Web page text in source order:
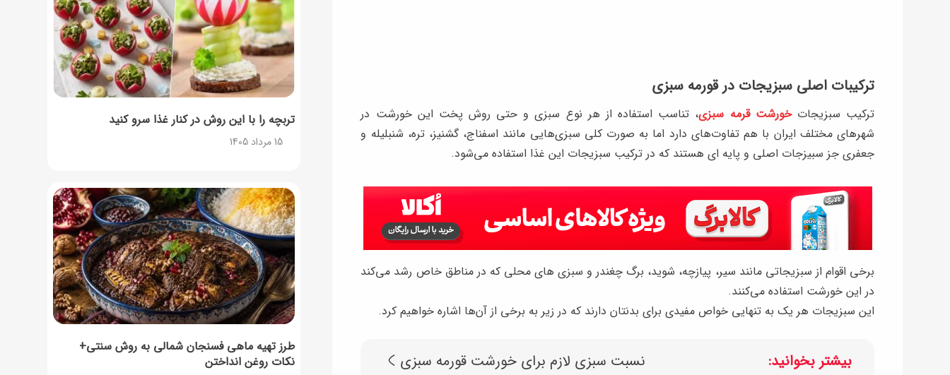
ترکیبات اصلی سبزیجات در قورمه سبزی
ترکیب سبزیجات خورشت قرمه سبزی، تناسب استفاده از هر نوع سبزی و حتی روش پخت این خورشت در
شهرهای مختلف ایران با هم تفاوت‌های دارد اما به صورت کلی سبزی‌هایی مانند اسفناج، گشنیز، تره، شنبلیله و
جعفری جز سبیزجات اصلی و پایه ای هستند که در ترکیب سبزیجات این غذا استفاده می‌شود.
برخی اقوام از سبزیجاتی مانند سیر، پیازچه، شوید، برگ چغندر و سبزی های محلی که در مناطق خاص رشد می‌کند
در این خورشت استفاده می‌کنند.
این سبزیجات هر یک به تنهایی خواص مفیدی برای بدنتان دارند که در زیر به برخی از آن‌ها اشاره خواهیم کرد.
بیشتر بخوانید: نسبت سبزی لازم برای خورشت قورمه سبزی
تربچه را با این روش در کنار غذا سرو کنید
15 مرداد 1405
طرز تهیه ماهی فسنجان شمالی به روش سنتی+
نکات روغن انداختن